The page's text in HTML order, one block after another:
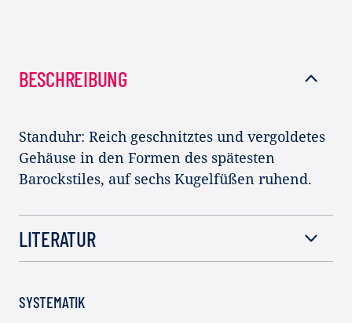
BESCHREIBUNG
Standuhr: Reich geschnitztes und vergoldetes
Gehäuse in den Formen des spätesten
Barockstiles, auf sechs Kugelfüßen ruhend.
LITERATUR
SYSTEMATIK